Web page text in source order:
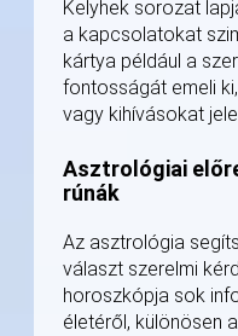
Kelyhek sorozat
a kapcsolatokat
kártya például a
fontosságát emeli
vagy kihívásokat
Asztrológiai
rúnák
Az asztrológia
választ szerelmi
horoszkópja sok
életéről, különösen